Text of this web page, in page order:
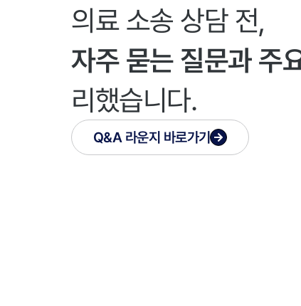
의료 소송 상담 전,
자주 묻는 질문과 주
리했습니다.
Q&A 라운지 바로가기